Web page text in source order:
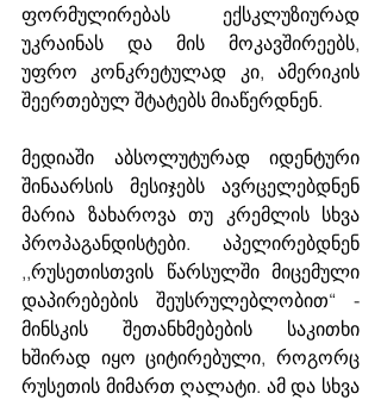
ფორმულირებას ექსკლუზიურად
უკრაინას და მის მოკავშირეებს,
უფრო კონკრეტულად კი, ამერიკის
შეერთებულ შტატებს მიაწერდნენ.
მედიაში აბსოლუტურად იდენტური
შინაარსის მესიჯებს ავრცელებდნენ
მარია ზახაროვა თუ კრემლის სხვა
პროპაგანდისტები. აპელირებდნენ
,,რუსეთისთვის წარსულში მიცემული
დაპირებების შეუსრულებლობით“ -
მინსკის შეთანხმებების საკითხი
ხშირად იყო ციტირებული, როგორც
რუსეთის მიმართ ღალატი. ამ და სხვა